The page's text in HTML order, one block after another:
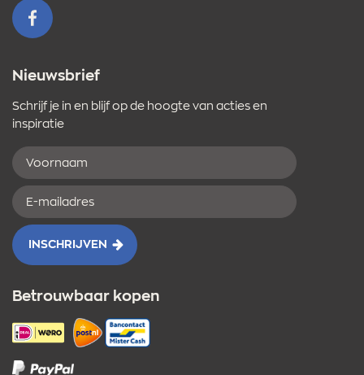
VOLG ONS OP FACEBOOK
Nieuwsbrief
Schrijf je in en blijf op de hoogte van acties en
inspiratie
Voornaam
E-
mailadres
INSCHRIJVEN
Betrouwbaar kopen